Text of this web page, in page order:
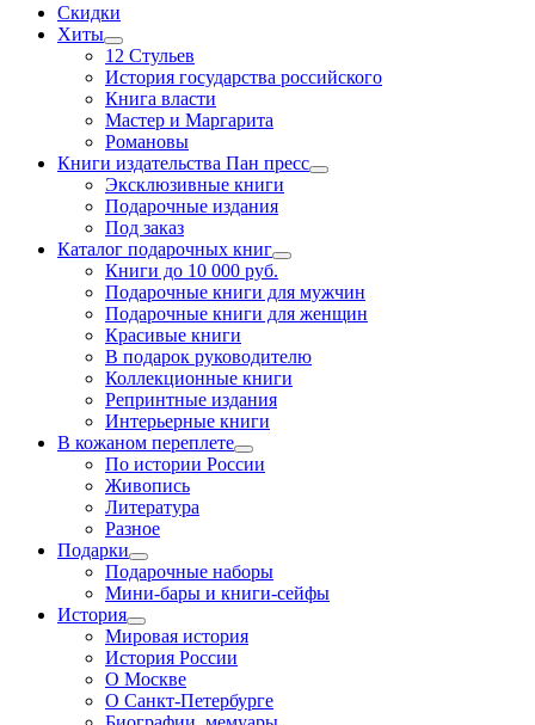
Скидки
Хиты
12 Стульев
История государства российского
Книга власти
Мастер и Маргарита
Романовы
Книги издательства Пан пресс
Эксклюзивные книги
Подарочные издания
Под заказ
Каталог подарочных книг
Книги до 10 000 руб.
Подарочные книги для мужчин
Подарочные книги для женщин
Красивые книги
В подарок руководителю
Коллекционные книги
Репринтные издания
Интерьерные книги
В кожаном переплете
По истории России
Живопись
Литература
Разное
Подарки
Подарочные наборы
Мини-бары и книги-сейфы
История
Мировая история
История России
О Москве
О Санкт-Петербурге